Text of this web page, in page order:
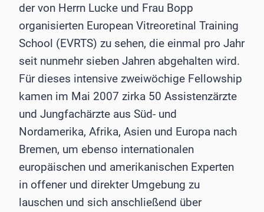
der von Herrn Lucke und Frau Bopp
organisierten European Vitreoretinal Training
School (EVRTS) zu sehen, die einmal pro Jahr
seit nunmehr sieben Jahren abgehalten wird.
Für dieses intensive zweiwöchige Fellowship
kamen im Mai 2007 zirka 50 Assistenzärzte
und Jungfachärzte aus Süd- und
Nordamerika, Afrika, Asien und Europa nach
Bremen, um ebenso internationalen
europäischen und amerikanischen Experten
in offener und direkter Umgebung zu
lauschen und sich anschließend über